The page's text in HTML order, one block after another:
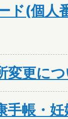
ド(個人
変更に
手帳・